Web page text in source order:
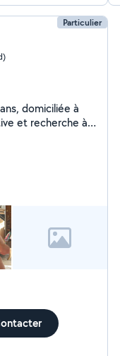
Particulier
et recherche à
titulaire du
vôtres, les
vos demandes
à
étant
je mettrai
les tâches qui